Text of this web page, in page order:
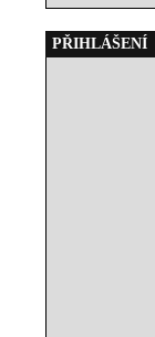
PŘIHLÁŠENÍ